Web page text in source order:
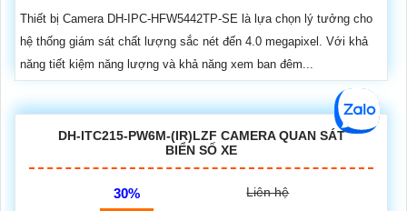
Thiết bị Camera DH-IPC-HFW5442TP-SE là lựa chọn lý tưởng cho
hệ thống giám sát chất lượng sắc nét đến 4.0 megapixel. Với khả
năng tiết kiệm năng lượng và khả năng xem ban đêm...
DH-ITC215-PW6M-(IR)LZF CAMERA QUAN SÁT
BIỂN SỐ XE
30% Liên hệ